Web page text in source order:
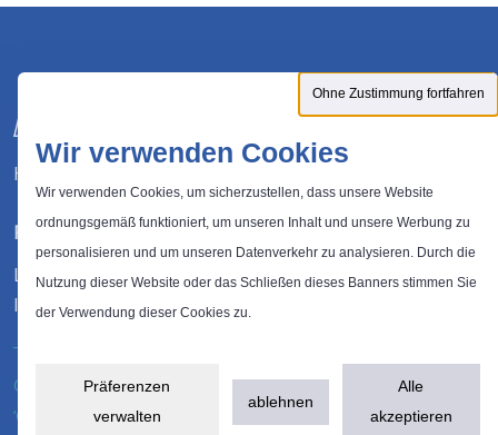
Hersteller von Abfalllösungen
FOLGEN
LinkedIn
Instagram
© 2026 Probbax®. Alle Rechte vorbehalten.Datenschutzrichtlinie
‘Copyright:’Plugandcom
Ohne Zustimmung fortfahren
Wir verwenden Cookies
Wir verwenden Cookies, um sicherzustellen, dass unsere Website
ordnungsgemäß funktioniert, um unseren Inhalt und unsere Werbung zu
personalisieren und um unseren Datenverkehr zu analysieren. Durch die
Nutzung dieser Website oder das Schließen dieses Banners stimmen Sie
der Verwendung dieser Cookies zu.
Präferenzen
verwalten
ablehnen
Alle
akzeptieren